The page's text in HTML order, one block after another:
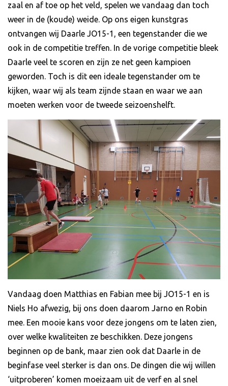
zaal en af toe op het veld, spelen we vandaag dan toch
weer in de (koude) weide. Op ons eigen kunstgras
ontvangen wij Daarle JO15-1, een tegenstander die we
ook in de competitie treffen. In de vorige competitie bleek
Daarle veel te scoren en zijn ze net geen kampioen
geworden. Toch is dit een ideale tegenstander om te
kijken, waar wij als team zijnde staan en waar we aan
moeten werken voor de tweede seizoenshelft.
Vandaag doen Matthias en Fabian mee bij JO15-1 en is
Niels Ho afwezig, bij ons doen daarom Jarno en Robin
mee. Een mooie kans voor deze jongens om te laten zien,
over welke kwaliteiten ze beschikken. Deze jongens
beginnen op de bank, maar zien ook dat Daarle in de
beginfase veel sterker is dan ons. De dingen die wij willen
‘uitproberen’ komen moeizaam uit de verf en al snel